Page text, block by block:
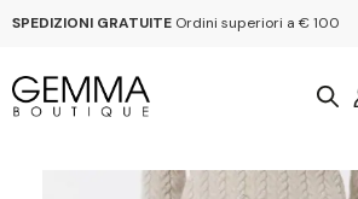
SPEDIZIONI GRATUITE Ordini superiori a € 100